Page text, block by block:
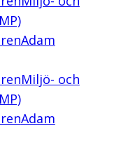
Adam
Miljö- och
Adam